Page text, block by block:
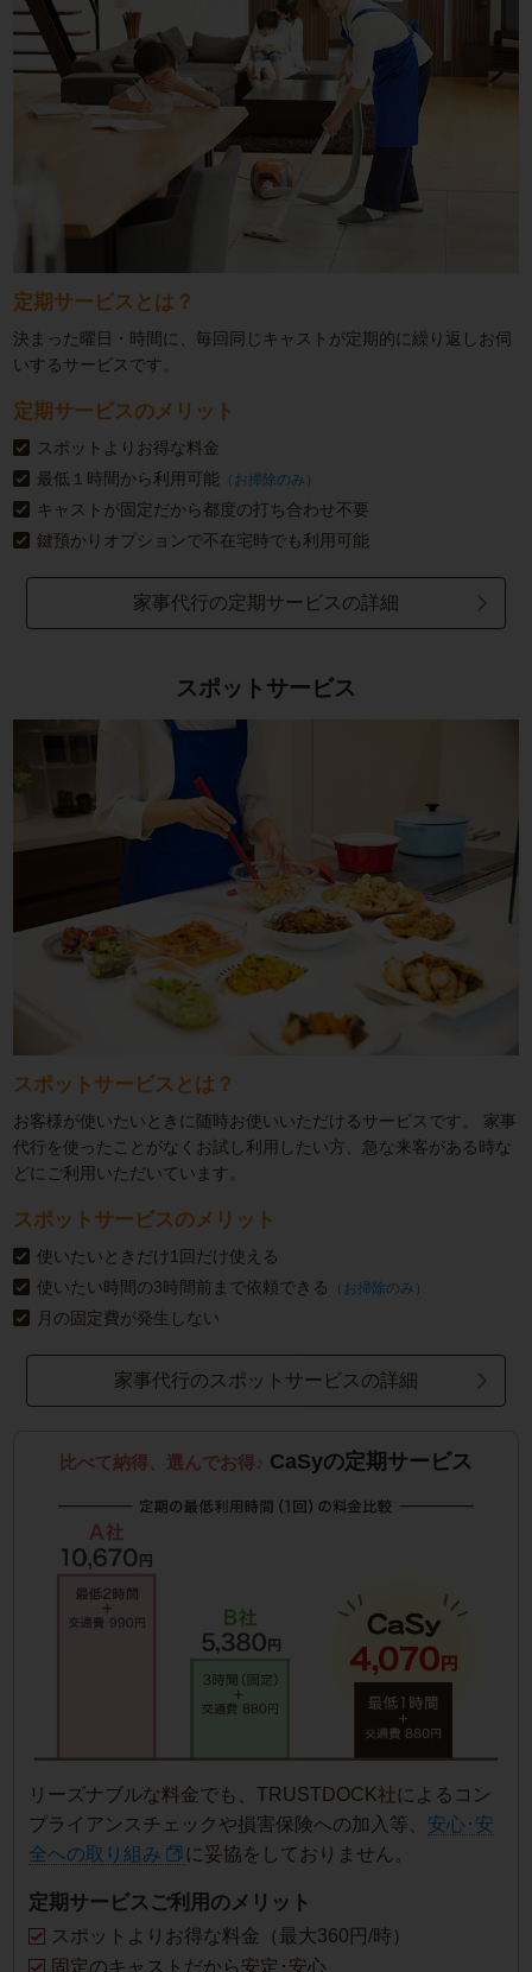
定期サービスとは？
決まった曜日・時間に、毎回同じキャストが定期的に繰り返しお伺
いするサービスです。
定期サービスのメリット
スポットよりお得な料金
最低１時間から利用可能 （お掃除のみ）
キャストが固定だから都度の打ち合わせ不要
鍵預かりオプションで不在宅時でも利用可能
家事代行の定期サービスの詳細
スポットサービス
スポットサービスとは？
お客様が使いたいときに随時お使いいただけるサービスです。
家事
代行を使ったことがなくお試し利用したい方、急な来客がある時な
どにご利用いただいています。
スポットサービスのメリット
使いたいときだけ1回だけ使える
使いたい時間の3時間前まで依頼できる
（お掃除のみ）
月の固定費が発生しない
家事代行のスポットサービスの詳細
比べて納得、選んでお得♪ CaSyの定期サービス
リーズナブルな料金でも、TRUSTDOCK社によるコン
プライアンスチェックや損害保険への加入等、 安心･安
全への取り組み
に妥協をしておりません。
定期サービスご利用のメリット
スポットよりお得な料金（最大360円/時）
固定のキャストだから安定･安心